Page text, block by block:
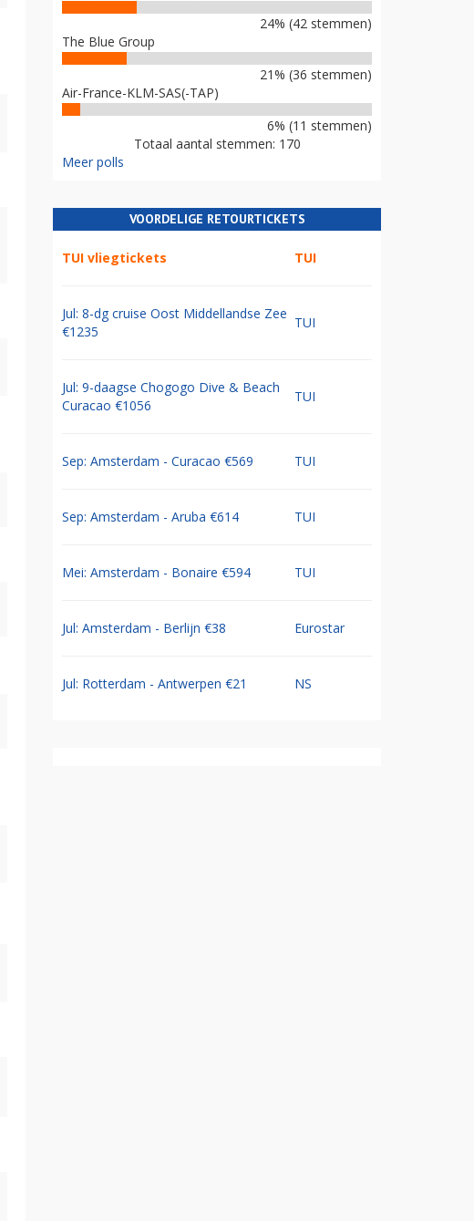
24% (42 stemmen)
The Blue Group
21% (36 stemmen)
Air-France-KLM-SAS(-TAP)
6% (11 stemmen)
Totaal aantal stemmen: 170
Meer polls
VOORDELIGE RETOURTICKETS
TUI vliegtickets TUI
Jul: 8-dg cruise Oost Middellandse Zee
€1235
TUI
Jul: 9-daagse Chogogo Dive & Beach
Curacao €1056
TUI
Sep: Amsterdam - Curacao €569 TUI
Sep: Amsterdam - Aruba €614 TUI
Mei: Amsterdam - Bonaire €594 TUI
Jul: Amsterdam - Berlijn €38 Eurostar
Jul: Rotterdam - Antwerpen €21 NS